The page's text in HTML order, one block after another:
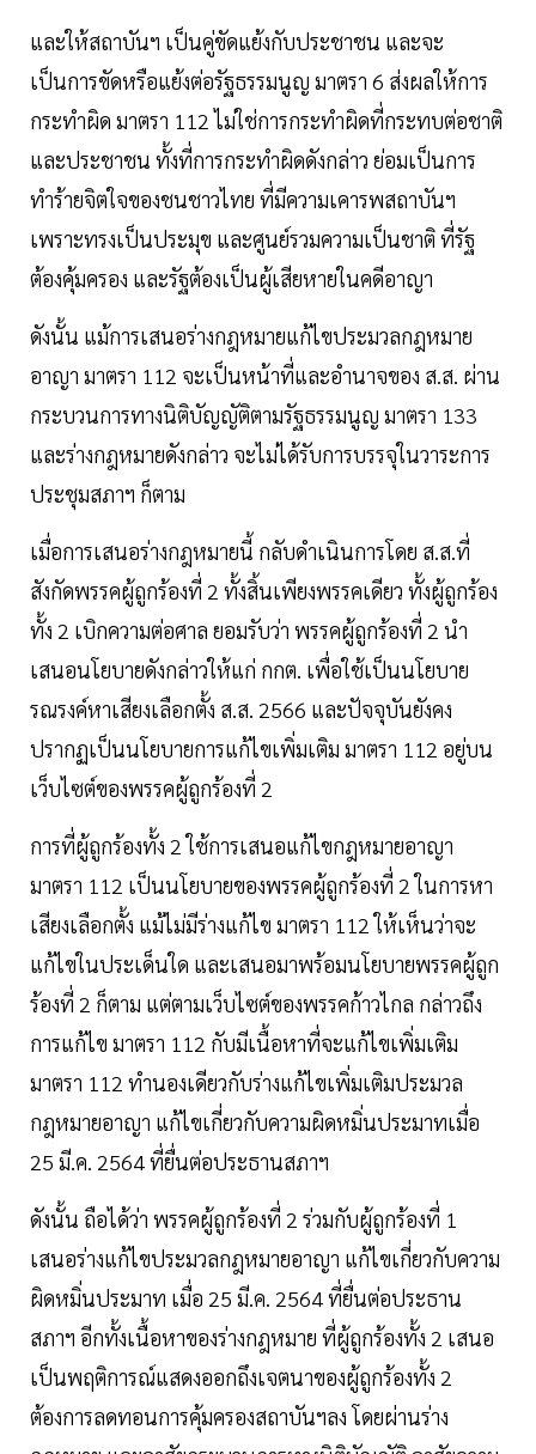
และให้สถาบันฯ เป็นคู่ขัดแย้งกับประชาชน และจะ
เป็นการขัดหรือแย้งต่อรัฐธรรมนูญ มาตรา 6 ส่งผลให้การ
กระทำผิด มาตรา 112 ไม่ใช่การกระทำผิดที่กระทบต่อชาติ
และประชาชน ทั้งที่การกระทำผิดดังกล่าว ย่อมเป็นการ
ทำร้ายจิตใจของชนชาวไทย ที่มีความเคารพสถาบันฯ
เพราะทรงเป็นประมุข และศูนย์รวมความเป็นชาติ ที่รัฐ
ต้องคุ้มครอง และรัฐต้องเป็นผู้เสียหายในคดีอาญา
ดังนั้น แม้การเสนอร่างกฎหมายแก้ไขประมวลกฎหมาย
อาญา มาตรา 112 จะเป็นหน้าที่และอำนาจของ ส.ส. ผ่าน
กระบวนการทางนิติบัญญัติตามรัฐธรรมนูญ มาตรา 133
และร่างกฎหมายดังกล่าว จะไม่ได้รับการบรรจุในวาระการ
ประชุมสภาฯ ก็ตาม
เมื่อการเสนอร่างกฎหมายนี้ กลับดำเนินการโดย ส.ส.ที่
สังกัดพรรคผู้ถูกร้องที่ 2 ทั้งสิ้นเพียงพรรคเดียว ทั้งผู้ถูกร้อง
ทั้ง 2 เบิกความต่อศาล ยอมรับว่า พรรคผู้ถูกร้องที่ 2 นำ
เสนอนโยบายดังกล่าวให้แก่ กกต. เพื่อใช้เป็นนโยบาย
รณรงค์หาเสียงเลือกตั้ง ส.ส. 2566 และปัจจุบันยังคง
ปรากฏเป็นนโยบายการแก้ไขเพิ่มเติม มาตรา 112 อยู่บน
เว็บไซต์ของพรรคผู้ถูกร้องที่ 2
การที่ผู้ถูกร้องทั้ง 2 ใช้การเสนอแก้ไขกฎหมายอาญา
มาตรา 112 เป็นนโยบายของพรรคผู้ถูกร้องที่ 2 ในการหา
เสียงเลือกตั้ง แม้ไม่มีร่างแก้ไข มาตรา 112 ให้เห็นว่าจะ
แก้ไขในประเด็นใด และเสนอมาพร้อมนโยบายพรรคผู้ถูก
ร้องที่ 2 ก็ตาม แต่ตามเว็บไซต์ของพรรคก้าวไกล กล่าวถึง
การแก้ไข มาตรา 112 กับมีเนื้อหาที่จะแก้ไขเพิ่มเติม
มาตรา 112 ทำนองเดียวกับร่างแก้ไขเพิ่มเติมประมวล
กฎหมายอาญา แก้ไขเกี่ยวกับความผิดหมิ่นประมาทเมื่อ
25 มี.ค. 2564 ที่ยื่นต่อประธานสภาฯ
ดังนั้น ถือได้ว่า พรรคผู้ถูกร้องที่ 2 ร่วมกับผู้ถูกร้องที่ 1
เสนอร่างแก้ไขประมวลกฎหมายอาญา แก้ไขเกี่ยวกับความ
ผิดหมิ่นประมาท เมื่อ 25 มี.ค. 2564 ที่ยื่นต่อประธาน
สภาฯ อีกทั้งเนื้อหาของร่างกฎหมาย ที่ผู้ถูกร้องทั้ง 2 เสนอ
เป็นพฤติการณ์แสดงออกถึงเจตนาของผู้ถูกร้องทั้ง 2
ต้องการลดทอนการคุ้มครองสถาบันฯลง โดยผ่านร่าง